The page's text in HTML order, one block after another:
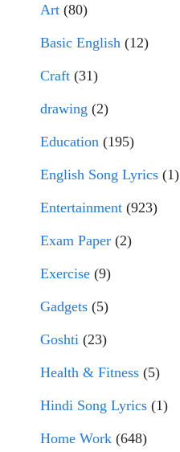
Art (80)
Basic English (12)
Craft (31)
drawing (2)
Education (195)
English Song Lyrics (1)
Entertainment (923)
Exam Paper (2)
Exercise (9)
Gadgets (5)
Goshti (23)
Health & Fitness (5)
Hindi Song Lyrics (1)
Home Work (648)